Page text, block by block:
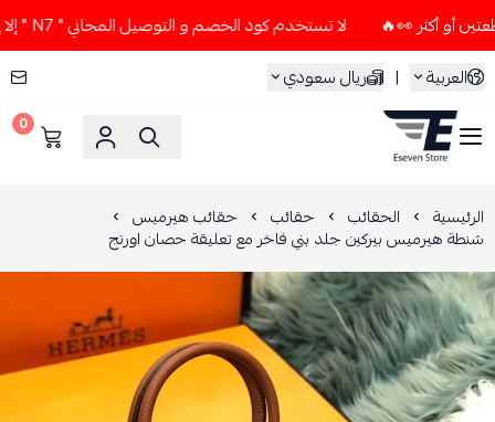
لا تستخدم كود الخصم و التوصيل المجاني " N7 " إلا إذا طلبت قطعتين أو أكثر 👀🔥
العربية
| ريال سعودي
ESEVEN STORE
0
الرئيسية الحقائب حقائب حقائب هيرميس
شنطة هيرميس بيركين جلد بني فاخر مع تعليقة حصان اورنج